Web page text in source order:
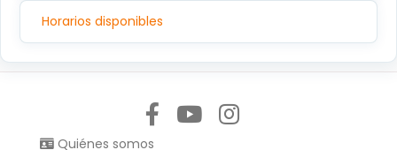
Horarios disponibles
Quiénes somos